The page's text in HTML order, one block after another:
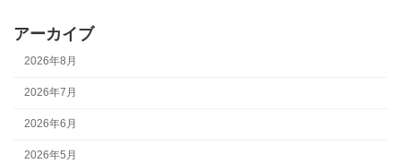
アーカイブ
2026年8月
2026年7月
2026年6月
2026年5月